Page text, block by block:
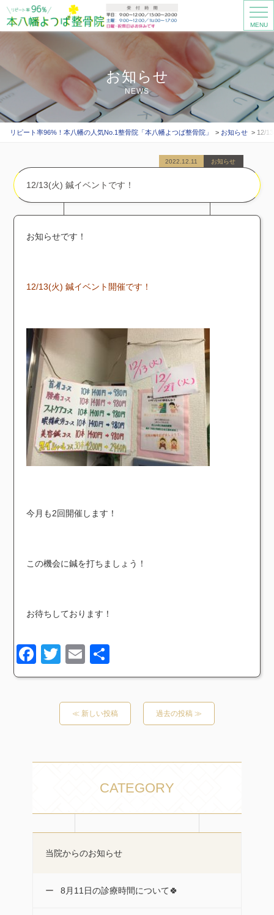
MENU
お知らせ
NEWS
リピート率96%！本八幡の人気No.1整骨院「本八幡よつば整骨院」 お知らせ 12/
12/13(火) 鍼イベントです！
2022.12.11 お知らせ
お知らせです！
12/13(火) 鍼イベント開催です！
今月も2回開催します！
この機会に鍼を打ちましょう！
お待ちしております！
Facebook
TwitterEmail
有
≪ 新しい投稿 過去の投稿 ≫
CATEGORY
当院からのお知らせ
8月11日の診療時間について🍀